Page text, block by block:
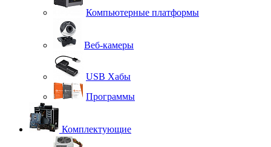
Компьютерные платформы
Веб-камеры
USB Хабы
Программы
Комплектующие